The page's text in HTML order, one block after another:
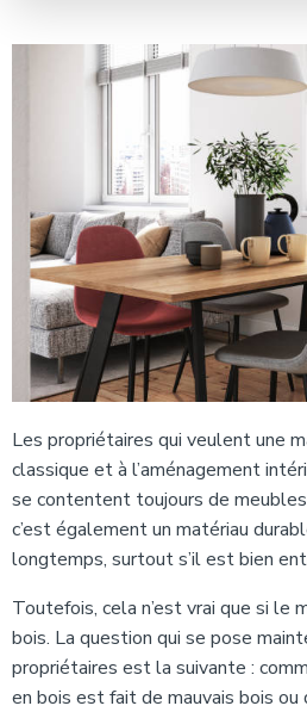
Les propriétaires qui veulent une
classique et à l’aménagement
se contentent toujours de
c’est également un matériau
longtemps, surtout s’il est bien
Toutefois, cela n’est vrai que si le
bois. La question qui se pose
propriétaires est la suivante :
en bois est fait de mauvais bois ou